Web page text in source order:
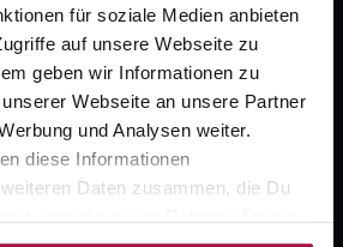
für soziale Medien anbieten
auf unsere Webseite zu
geben wir Informationen zu
Webseite an unsere Partner
und Analysen weiter.
diese Informationen
Daten zusammen, die Du